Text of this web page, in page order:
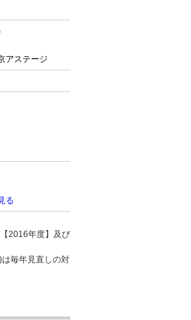
アステージ
る
2016年度】及び
毎年見直しの対